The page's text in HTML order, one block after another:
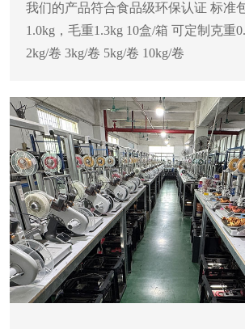
我们的产品符合食品级环保认证 标准
1.0kg，毛重1.3kg 10盒/箱 可定制克重
2kg/卷 3kg/卷 5kg/卷 10kg/卷